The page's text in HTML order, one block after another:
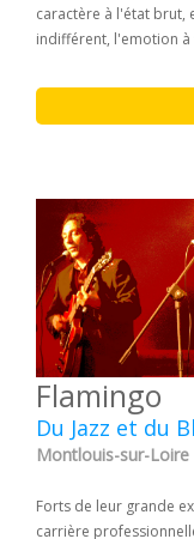
caractère à l'état brut,
indifférent, l'emotion à
Flamingo
Du Jazz et du
Montlouis-sur-
Forts de leur grande
carrière